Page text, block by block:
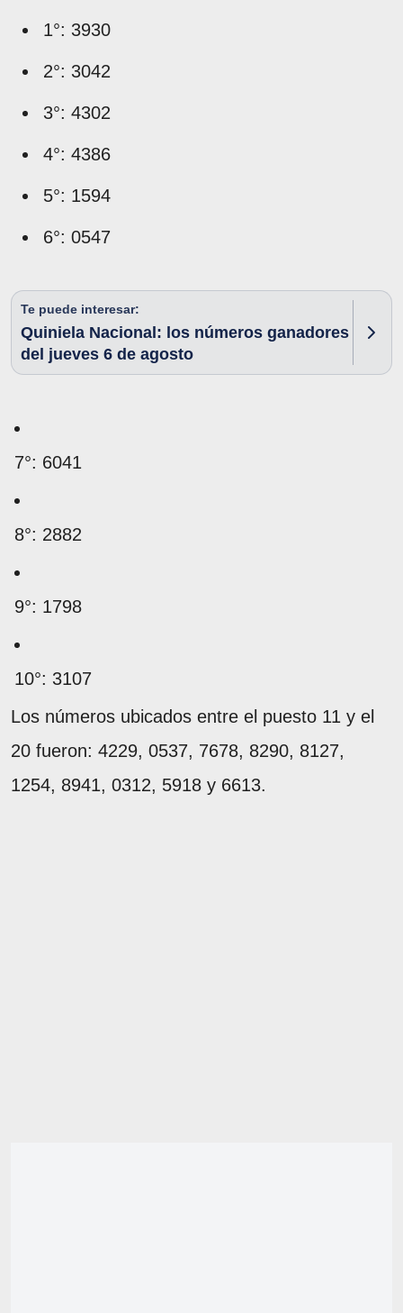
1°: 3930
2°: 3042
3°: 4302
4°: 4386
5°: 1594
6°: 0547
Te puede interesar:
Quiniela Nacional: los números ganadores
del jueves 6 de agosto
7°: 6041
8°: 2882
9°: 1798
10°: 3107
Los números ubicados entre el puesto 11 y el
20 fueron: 4229, 0537, 7678, 8290, 8127,
1254, 8941, 0312, 5918 y 6613.